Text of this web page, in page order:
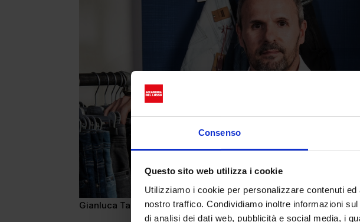
Consenso
Questo sito web utilizza i cookie
Utilizziamo i cookie per personalizzare contenuti
nostro traffico. Condividiamo inoltre informazioni
di analisi dei dati web, pubblicità e social media, i
Gianluca Tacchella, CEO Carrera Jeans